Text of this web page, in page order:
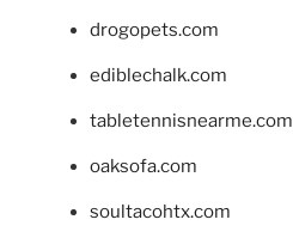
drogopets.com
ediblechalk.com
tabletennisnearme.com
oaksofa.com
soultacohtx.com